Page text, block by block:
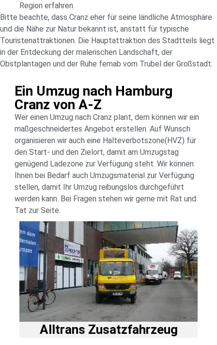
Region erfahren.
Bitte beachte, dass Cranz eher für seine ländliche Atmosphäre
und die Nähe zur Natur bekannt ist, anstatt für typische
Touristenattraktionen. Die Hauptattraktion des Stadtteils liegt
in der Entdeckung der malerischen Landschaft, der
Obstplantagen und der Ruhe fernab vom Trubel der Großstadt.
Ein Umzug nach Hamburg
Cranz von A-Z
Wer einen Umzug nach Cranz plant, dem können wir ein
maßgeschneidertes Angebot erstellen. Auf Wunsch
organisieren wir auch eine Halteverbotszone(HVZ) für
den Start- und den Zielort, damit am Umzugstag
genügend Ladezone zur Verfügung steht. Wir können
Ihnen bei Bedarf auch Umzugsmaterial zur Verfügung
stellen, damit Ihr Umzug reibungslos durchgeführt
werden kann. Bei Fragen stehen wir gerne mit Rat und
Tat zur Seite.
Alltrans Zusatzfahrzeug